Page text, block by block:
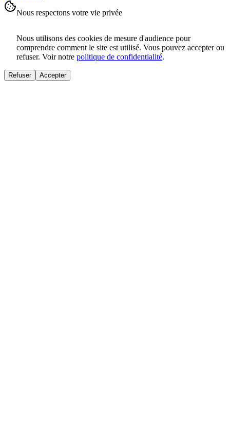
Nous respectons votre vie privée
Nous utilisons des cookies de mesure d'audience pour
comprendre comment le site est utilisé. Vous pouvez accepter ou
refuser. Voir notre politique de confidentialité.
Refuser Accepter